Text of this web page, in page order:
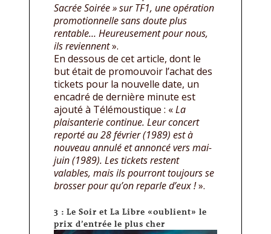
Sacrée Soirée » sur TF1, une opération
promotionnelle sans doute plus
rentable… Heureusement pour nous,
ils reviennent».
En dessous de cet article, dont le
but était de promouvoir l’achat des
tickets pour la nouvelle date, un
encadré de dernière minute est
ajouté à Télémoustique : «La
plaisanterie continue. Leur concert
reporté au 28 février (1989) est à
nouveau annulé et annoncé vers mai-
juin (1989). Les tickets restent
valables, mais ils pourront toujours se
brosser pour qu’on reparle d’eux !».
3 : Le Soir et La Libre «oublient» le
prix d’entrée le plus cher